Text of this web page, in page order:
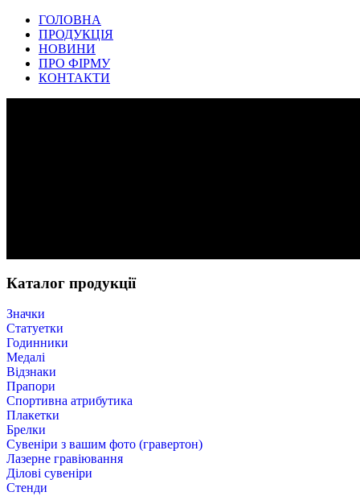
ГОЛОВНА
ПРОДУКЦІЯ
НОВИНИ
ПРО ФІРМУ
КОНТАКТИ
Каталог продукції
Значки
Статуетки
Годинники
Медалі
Відзнаки
Прапори
Спортивна атрибутика
Плакетки
Брелки
Cувеніри з вашим фото (гравертон)
Лазерне гравіювання
Ділові сувеніри
Стенди